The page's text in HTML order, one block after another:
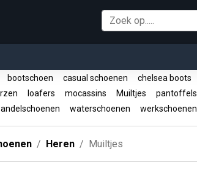
bootschoen casual schoenen chelsea boots
loafers mocassins Muiltjes pantoffels
waterschoenen werkschoenen
Heren Muiltjes